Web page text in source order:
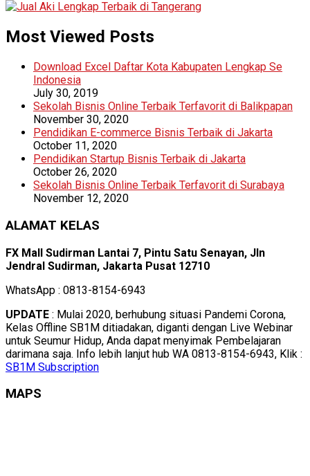
Most Viewed Posts
Download Excel Daftar Kota Kabupaten Lengkap Se
Indonesia
July 30, 2019
Sekolah Bisnis Online Terbaik Terfavorit di Balikpapan
November 30, 2020
Pendidikan E-commerce Bisnis Terbaik di Jakarta
October 11, 2020
Pendidikan Startup Bisnis Terbaik di Jakarta
October 26, 2020
Sekolah Bisnis Online Terbaik Terfavorit di Surabaya
November 12, 2020
ALAMAT KELAS
FX Mall Sudirman Lantai 7, Pintu Satu Senayan, Jln
Jendral Sudirman, Jakarta Pusat 12710
WhatsApp : 0813-8154-6943
UPDATE : Mulai 2020, berhubung situasi Pandemi Corona,
Kelas Offline SB1M ditiadakan, diganti dengan Live Webinar
untuk Seumur Hidup, Anda dapat menyimak Pembelajaran
darimana saja. Info lebih lanjut hub WA 0813-8154-6943, Klik :
SB1M Subscription
MAPS